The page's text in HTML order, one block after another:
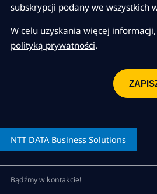
subskrypcji podany we wszystkich
W celu uzyskania więcej
polityką prywatności.
NTT DATABusiness Solutions
Bądźmy w kontakcie!